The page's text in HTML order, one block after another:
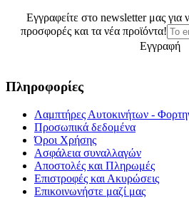
Εγγραφείτε στο newsletter μας για
προσφορές και τα νέα προϊόντα!
Εγγραφή
Πληροφορίες
Λαμπτήρες Αυτοκινήτων -
Προσωπικά δεδομένα
Όροι Χρήσης
Ασφάλεια συναλλαγών
Αποστολές και Πληρωμές
Επιστροφές και Ακυρώσεις
Επικοινωνήστε μαζί μας